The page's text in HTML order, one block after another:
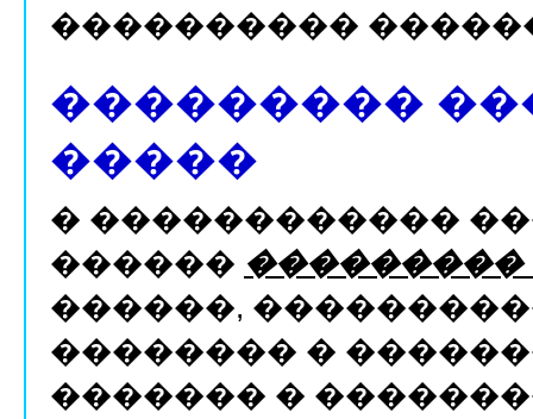
����������
���������
�����
� ������������
������ ���������
������,
�������� �
������� �